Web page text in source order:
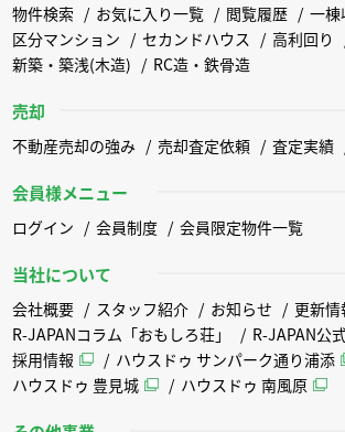
物件検索 お気に入り一覧 閲覧履歴
一棟
区分マンション
セカンドハウス
高利回り
新築・築浅(木造)
RC造・鉄骨造
売却
不動産売却の強み 売却査定依頼 査定実績
会員様メニュー
ログイン 会員制度 会員限定物件一覧
当社について
会社概要 スタッフ紹介 お知らせ
更新情
R-JAPANコラム「おもしろ荘」
R-JAPAN公
採用情報
ハウスドゥ サンパーク通り浦添
ハウスドゥ 豊見城
ハウスドゥ 南風原